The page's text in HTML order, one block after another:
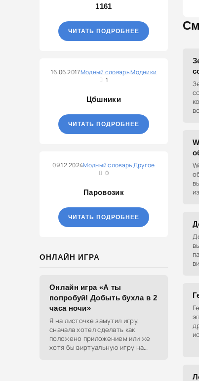
1161
ЧИТАТЬ ПОДРОБНЕЕ
16.06.2017Модный словарьМодники
1
Цбшники
ЧИТАТЬ ПОДРОБНЕЕ
09.12.2024Модный словарьДругое
0
Паровозик
ЧИТАТЬ ПОДРОБНЕЕ
ОНЛАЙН ИГРА
Онлайн игра «А ты
попробуй! Добыть бухла в 2
часа ночи»
Я на листочке замутил игру,
сначала хотел сделать как
положено приложением или же
хотя бы виртуальную игру на